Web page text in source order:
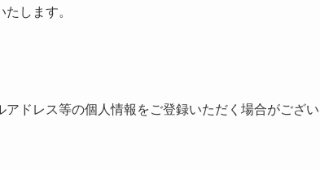
します。
ドレス等の個人情報をご登録いただく場合がござい